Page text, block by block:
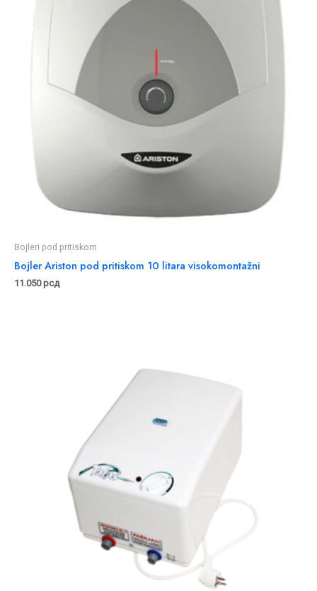
Bojleri pod pritiskom
Bojler Ariston pod pritiskom 10 litara visokomontažni
11.050рсд